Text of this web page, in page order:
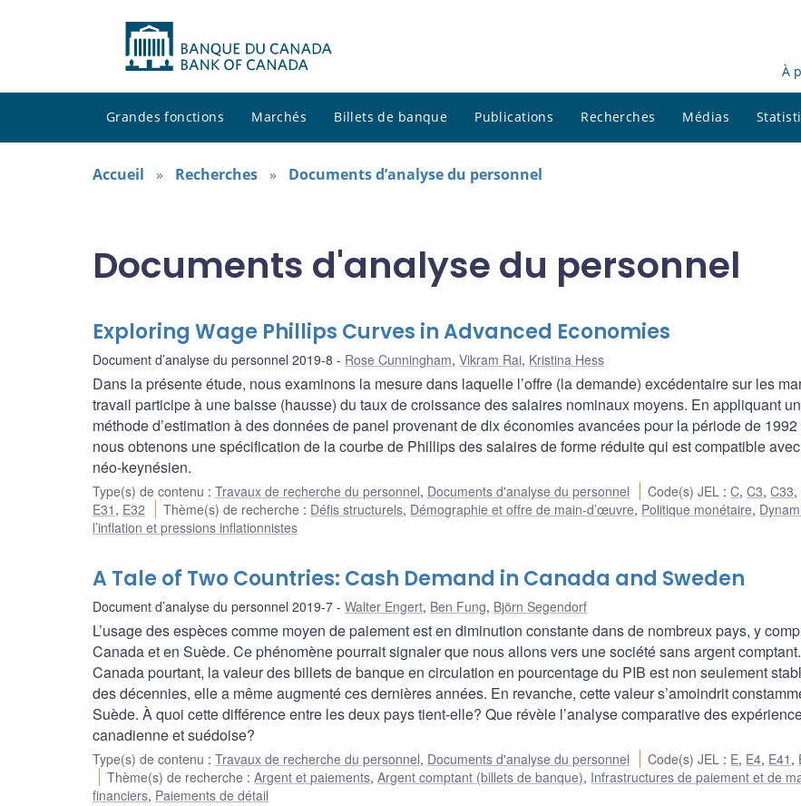
À
Grandes fonctions Marchés Billets de banque Publications Recherches Médias
Accueil Recherches Documents d’analyse du personnel
Documents d'analyse du personnel
Exploring Wage Phillips Curves in Advanced Economies
Document d’analyse du personnel 2019-8 Rose Cunningham, Vikram Rai, Kristina Hess
Dans la présente étude, nous examinons la mesure dans laquelle l’offre (la demande) excédentaire sur les
travail participe à une baisse (hausse) du taux de croissance des salaires nominaux moyens. En appliquant
méthode d’estimation à des données de panel provenant de dix économies avancées pour la période de 1992
nous obtenons une spécification de la courbe de Phillips des salaires de forme réduite qui est compatible
néo-keynésien.
Type(s) de contenu : Travaux de recherche du personnel, Documents d'analyse du personnel Code(s) JEL :C,C3,C33,
E31 , E32 Thème(s) de recherche : Défis structurels, Démographie et offre de main-d’œuvre, Politique monétaire,
l’inflation et pressions inflationnistes
A Tale of Two Countries: Cash Demand in Canada and Sweden
Document d’analyse du personnel 2019-7 Walter Engert, Ben Fung, Björn Segendorf
L’usage des espèces comme moyen de paiement est en diminution constante dans de nombreux pays, y
Canada et en Suède. Ce phénomène pourrait signaler que nous allons vers une société sans argent
Canada pourtant, la valeur des billets de banque en circulation en pourcentage du PIB est non seulement
des décennies, elle a même augmenté ces dernières années. En revanche, cette valeur s’amoindrit
Suède. À quoi cette différence entre les deux pays tient-elle? Que révèle l’analyse comparative des
canadienne et suédoise?
Type(s) de contenu : Travaux de recherche du personnel, Documents d'analyse du personnel Code(s) JEL : E, E4, E41 ,
Thème(s) de recherche :Argent et paiements,Argent comptant (billets de banque), Infrastructures de paiement et de
financiers, Paiements de détail